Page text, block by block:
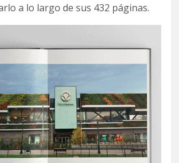
a lo largo de sus 432 páginas.